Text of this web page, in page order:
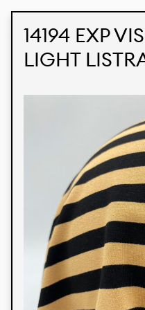
14194 EXP
LIGHT
Produtos
Temos orgulho de
brasileira por meio de
personalizadas,
com nossos clientes
conceitos e criações.
produtos tem opções
Oferecemos também
tecnológicos que
qualquer cor sólida
Cores